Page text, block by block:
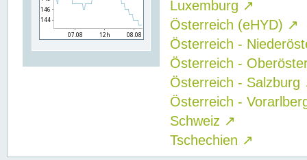
Luxemburg ↗
Österreich (eHYD) ↗
Österreich -
Österreich -
Österreich - Salzburg
Österreich -
Schweiz ↗
Tschechien ↗